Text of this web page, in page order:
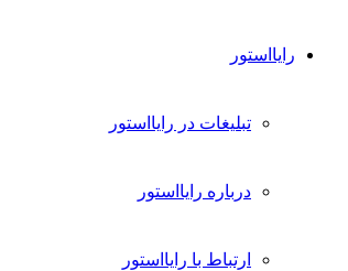
رایااستور
تبلیغات در رایااستور
درباره رایااستور
ارتباط با رایااستور